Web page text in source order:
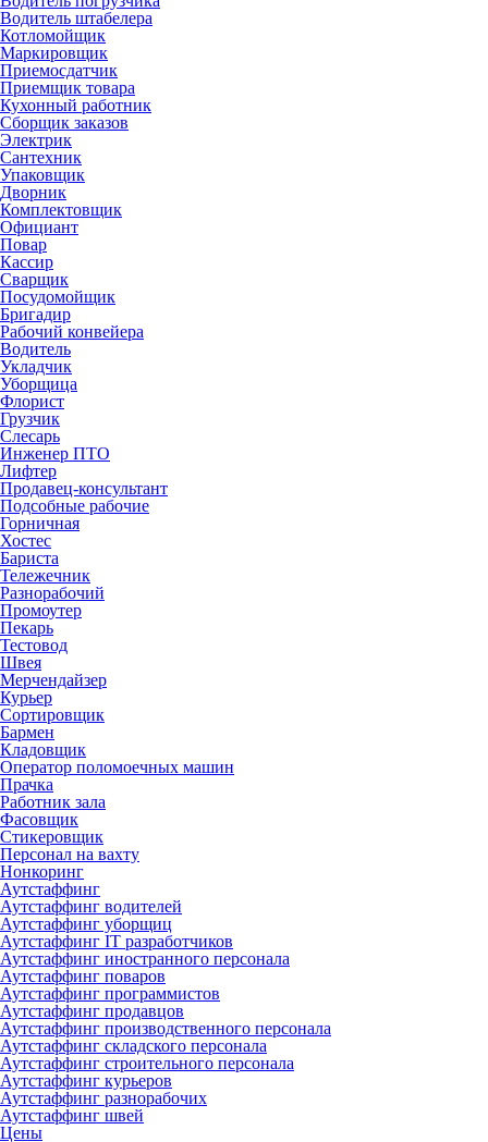
Водитель штабелера
Котломойщик
Маркировщик
Приемосдатчик
Приемщик товара
Кухонный работник
Сборщик заказов
Электрик
Сантехник
Упаковщик
Дворник
Комплектовщик
Официант
Повар
Кассир
Сварщик
Посудомойщик
Бригадир
Рабочий конвейера
Водитель
Укладчик
Уборщица
Флорист
Грузчик
Слесарь
Инженер ПТО
Лифтер
Продавец-консультант
Подсобные рабочие
Горничная
Хостес
Бариста
Тележечник
Разнорабочий
Промоутер
Пекарь
Тестовод
Швея
Мерчендайзер
Курьер
Сортировщик
Бармен
Кладовщик
Оператор поломоечных машин
Прачка
Работник зала
Фасовщик
Стикеровщик
Персонал на вахту
Нонкоринг
Аутстаффинг
Аутстаффинг водителей
Аутстаффинг уборщиц
Аутстаффинг IT разработчиков
Аутстаффинг иностранного персонала
Аутстаффинг поваров
Аутстаффинг программистов
Аутстаффинг продавцов
Аутстаффинг производственного персонала
Аутстаффинг складского персонала
Аутстаффинг строительного персонала
Аутстаффинг курьеров
Аутстаффинг разнорабочих
Аутстаффинг швей
Цены